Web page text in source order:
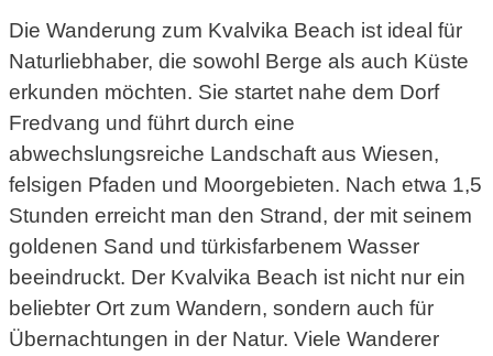
Die Wanderung zum Kvalvika Beach ist ideal für
Naturliebhaber, die sowohl Berge als auch Küste
erkunden möchten. Sie startet nahe dem Dorf
Fredvang und führt durch eine
abwechslungsreiche Landschaft aus Wiesen,
felsigen Pfaden und Moorgebieten. Nach etwa 1,5
Stunden erreicht man den Strand, der mit seinem
goldenen Sand und türkisfarbenem Wasser
beeindruckt. Der Kvalvika Beach ist nicht nur ein
beliebter Ort zum Wandern, sondern auch für
Übernachtungen in der Natur. Viele Wanderer